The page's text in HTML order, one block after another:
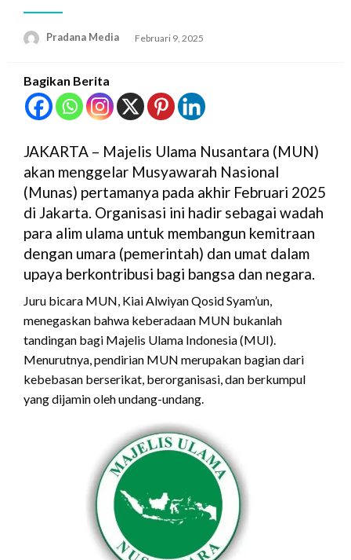
Pradana Media Februari 9, 2025
Bagikan Berita
JAKARTA – Majelis Ulama Nusantara (MUN)
akan menggelar Musyawarah Nasional
(Munas) pertamanya pada akhir Februari 2025
di Jakarta. Organisasi ini hadir sebagai wadah
para alim ulama untuk membangun kemitraan
dengan umara (pemerintah) dan umat dalam
upaya berkontribusi bagi bangsa dan negara.
Juru bicara MUN, Kiai Alwiyan Qosid Syam’un,
menegaskan bahwa keberadaan MUN bukanlah
tandingan bagi Majelis Ulama Indonesia (MUI).
Menurutnya, pendirian MUN merupakan bagian dari
kebebasan berserikat, berorganisasi, dan berkumpul
yang dijamin oleh undang-undang.